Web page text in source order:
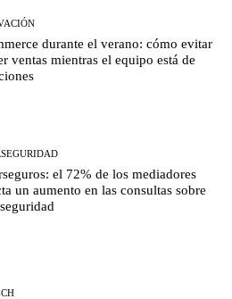
durante el verano: cómo evitar
ventas mientras el equipo está de
el 72% de los mediadores
un aumento en las consultas sobre